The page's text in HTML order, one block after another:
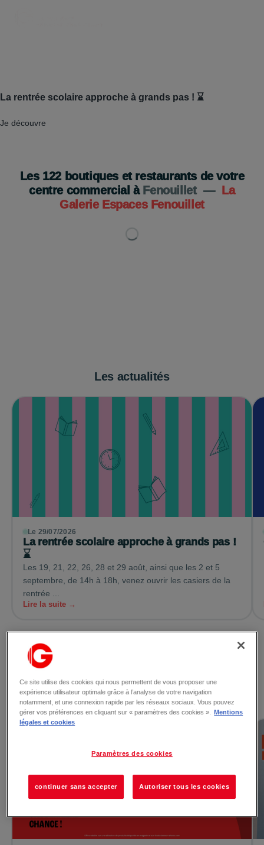
La rentrée scolaire approche à grands pas ! ⌛
Je découvre
Les 122boutiques et restaurants de votre
centre commercial à Fenouillet —
La
Galerie Espaces Fenouillet
Les actualités
Le 29/07/2026
La rentrée scolaire approche à grands pas !
⌛
Les 19, 21, 22, 26, 28 et 29 août, ainsi que les 2 et 5
septembre, de 14h à 18h, venez ouvrir les casiers de la
rentrée ...
Lire la suite →
Les promotions
Ce site utilise des cookies qui nous permettent de vous proposer une
expérience utilisateur optimale grâce à l’analyse de votre navigation
notamment, et une connexion rapide par les réseaux sociaux. Vous pouvez
gérer vos préférences en cliquant sur « paramètres des cookies ».
Mentions
légales et cookies
Paramètres des cookies
continuer sans accepter Autoriser tous les cookies